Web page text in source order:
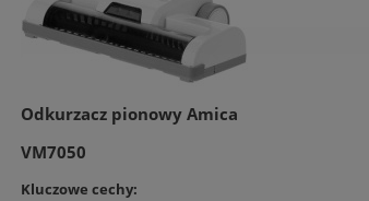
TELEWIZOR TCL 55C69KS QLED 4K UHD
SMART TV GOOGLE TV WIFI BLUETOOTH
1 855,54 zł
Odkurzacz pionowy Amica
VM7050
Kluczowe cechy: